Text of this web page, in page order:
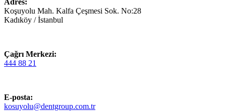
Koşuyolu Mah. Kalfa Çeşmesi Sok. No:28
Kadıköy / İstanbul
Çağrı Merkezi:
444 88 21
E-posta:
kosuyolu@dentgroup.com.tr